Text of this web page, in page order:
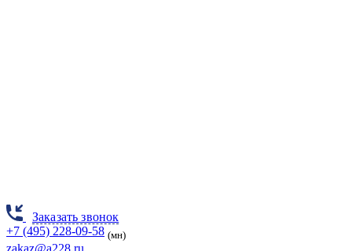
Заказать звонок
+7 (495) 228-09-58 (мн)
zakaz@a228.ru